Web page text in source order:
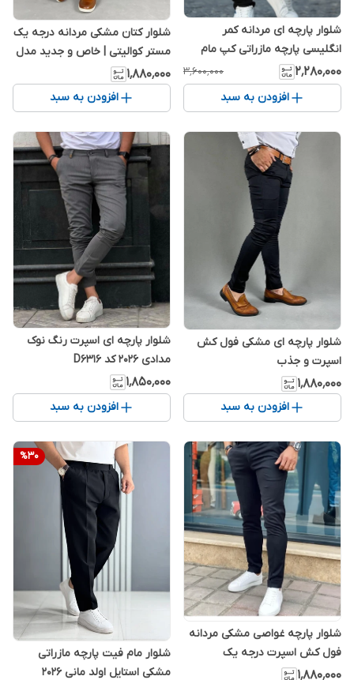
شلوار پارچه ای مردانه کمر
انگلیسی پارچه مازراتی کپ مام
فیت 2026
۲٬۲۸۰٬۰۰۰ ۳٬۶۰۰٬۰۰۰
افزودن به سبد
شلوار کتان مشکی مردانه درجه یک
مستر کوالیتی | خاص و جدید مدل
۱۴۰۴
۱٬۸۸۰٬۰۰۰
افزودن به سبد
شلوار پارچه ای مشکی فول کش
اسپرت و جذب
۱٬۸۸۰٬۰۰۰
افزودن به سبد
شلوار پارچه ای اسپرت رنگ نوک
مدادی 2026 کد D6316
۱٬۸۵۰٬۰۰۰
افزودن به سبد
شلوار پارچه غواصی مشکی مردانه
فول کش اسپرت درجه یک
۱٬۸۸۰٬۰۰۰
%30
شلوار مام فیت پارچه مازراتی
مشکی استایل اولد مانی 2026